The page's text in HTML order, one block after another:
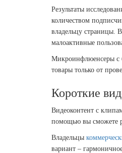
Результаты
количеством
владельцу страницы.
малоактивные
Микроинфлюенсеры с
товары только от
Короткие
Видеоконтент с
помощью вы сможете
Владельцы
вариант –